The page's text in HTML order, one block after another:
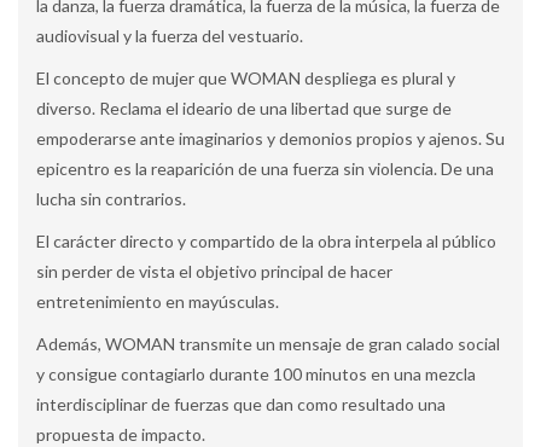
la danza, la fuerza dramática, la fuerza de la música, la fuerza de
audiovisual y la fuerza del vestuario.
El concepto de mujer que WOMAN despliega es plural y
diverso. Reclama el ideario de una libertad que surge de
empoderarse ante imaginarios y demonios propios y ajenos. Su
epicentro es la reaparición de una fuerza sin violencia. De una
lucha sin contrarios.
El carácter directo y compartido de la obra interpela al público
sin perder de vista el objetivo principal de hacer
entretenimiento en mayúsculas.
Además, WOMAN transmite un mensaje de gran calado social
y consigue contagiarlo durante 100 minutos en una mezcla
interdisciplinar de fuerzas que dan como resultado una
propuesta de impacto.